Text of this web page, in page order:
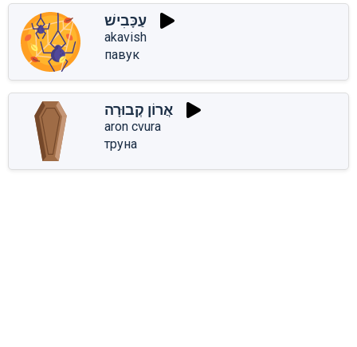
עַכָּבִישׁ
akavish
павук
אֲרוֹן קְבוּרָה
aron cvura
труна